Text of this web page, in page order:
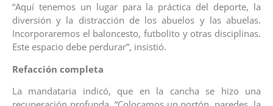
“Aquí tenemos un lugar para la práctica del deporte, la
diversión y la distracción de los abuelos y las abuelas.
Incorporaremos el baloncesto, futbolito y otras disciplinas.
Este espacio debe perdurar”, insistió.
Refacción completa
La mandataria indicó, que en la cancha se hizo una